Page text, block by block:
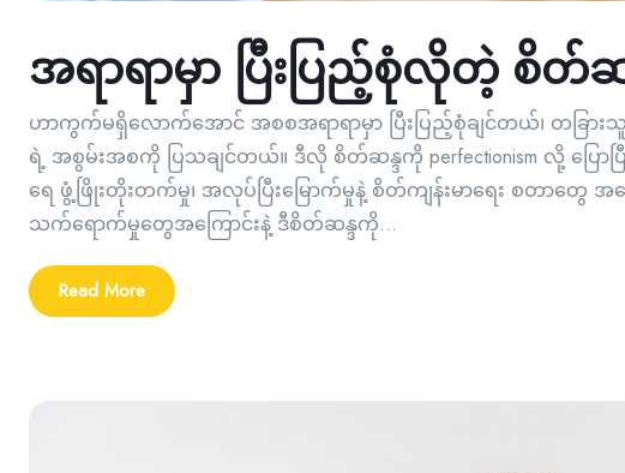
အရာရာမှာ ပြီးပြည့်စုံလိုတဲ့ စိတ်ဆ
ဟာကွက်မရှိလောက်အောင် အစစအရာရာမှာ ပြီးပြည့်စုံချင်တယ်၊ တခြ
ရဲ့ အစွမ်းအစကို ပြသချင်တယ်။ ဒီလို စိတ်ဆန္ဒကို perfectionism လို့ ပြ
ရေ ဖွံ့ဖြိုးတိုးတက်မှု၊ အလုပ်ပြီးမြောက်မှုနဲ့ စိတ်ကျန်းမာရေး စတာတွေ
သက်ရောက်မှုတွေအကြောင်းနဲ့ ဒီစိတ်ဆန္ဒကို...
Read More